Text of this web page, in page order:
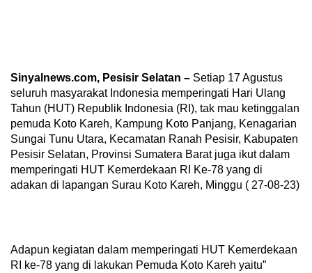
Sinyalnews.com, Pesisir Selatan – Setiap 17 Agustus
seluruh masyarakat Indonesia memperingati Hari Ulang
Tahun (HUT) Republik Indonesia (RI), tak mau ketinggalan
pemuda Koto Kareh, Kampung Koto Panjang, Kenagarian
Sungai Tunu Utara, Kecamatan Ranah Pesisir, Kabupaten
Pesisir Selatan, Provinsi Sumatera Barat juga ikut dalam
memperingati HUT Kemerdekaan RI Ke-78 yang di
adakan di lapangan Surau Koto Kareh, Minggu ( 27-08-23)
Adapun kegiatan dalam memperingati HUT Kemerdekaan
RI ke-78 yang di lakukan Pemuda Koto Kareh yaitu”